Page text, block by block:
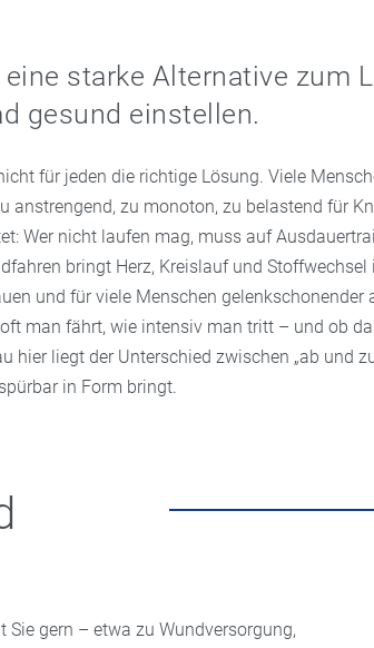
starke Alternative zum
gesund einstellen.
für jeden die richtige Lösung. Viele
anstrengend, zu monoton, zu belastend für
Wer nicht laufen mag, muss auf
bringt Herz, Kreislauf und Stoffwechsel
und für viele Menschen gelenkschonender
man fährt, wie intensiv man tritt – und ob
hier liegt der Unterschied zwischen „ab und
in Form bringt.
Sie gern – etwa zu Wundversorgung,